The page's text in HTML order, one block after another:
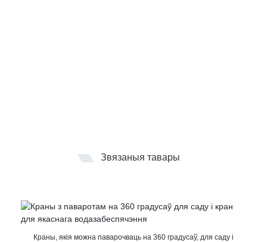
Звязаныя тавары
Краны, якія можна паварочваць на 360 градусаў, для саду і